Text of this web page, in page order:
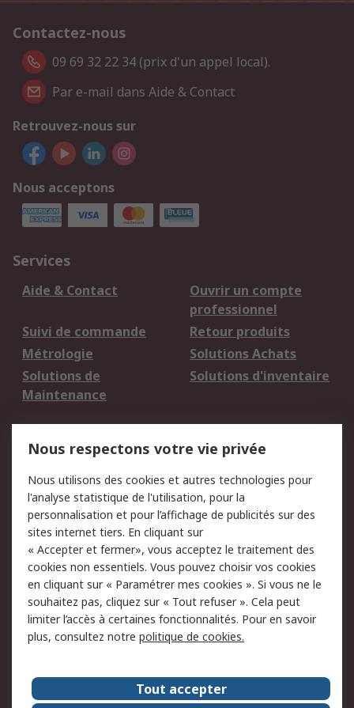
Contactez-nous
09 69 32 22 34 (prix d'un appel local).
Par e-mail dans Aide & Contact
Retrouvez-nous sur
Nous acceptons
Services
Aide & Contact
Ouvrir un compte
professionnel
Suivi de commande
Retour produits
Métrologie
Solutions Achats
Solutions de
Maintenance
Solutions d'inventaire
du site
Politique de protection
des données - Mise à
jour
Sécurité des E-mails
Conditions générales
de vente
Politique anti-
corruption
Campagnes marketing
A propos de RS
A propos de RS France
Evénements
Le groupe RS Group Plc
Presse
Nous respectons votre vie privée
Nous utilisons des cookies et autres technologies pour
l'analyse statistique de l'utilisation, pour la
personnalisation et pour l’affichage de publicités sur des
sites internet tiers. En cliquant sur
« Accepter et fermer», vous acceptez le traitement des
cookies non essentiels. Vous pouvez choisir vos cookies
en cliquant sur « Paramétrer mes cookies ». Si vous ne le
souhaitez pas, cliquez sur « Tout refuser ». Cela peut
limiter l’accès à certaines fonctionnalités. Pour en savoir
plus, consultez notre politique de cookies.
Tout accepter